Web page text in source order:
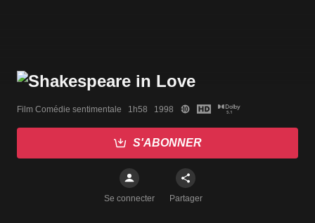
Film Comédie sentimentale   1h58   1998
S'ABONNER
Se connecter Partager